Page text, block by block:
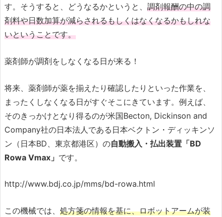
す。そうすると、どうなるかというと、 調剤報酬の中の調
剤料や日数加算が減らされるもしくはなくなるかもしれな
いということです。
薬剤師が調剤をしなくなる日が来る！
将来、薬剤師が薬を揃えたり確認したりといった作業を、
まったくしなくなる日がすぐそこにきています。例えば、
そのきっかけとなり得るのが米国Becton, Dickinson and
Company社の日本法人である日本ベクトン・ディッキンソ
ン（日本BD、東京都港区）の自動搬入・払出装置「BD
Rowa Vmax」 です。
http://www.bdj.co.jp/mms/bd-rowa.html
この機械では、 処方箋の情報を基に、ロボットアームが装